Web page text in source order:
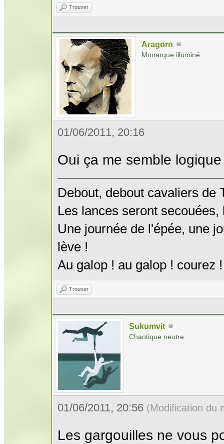
Trouver
Aragorn
Monarque illuminé
01/06/2011, 20:16
Oui ça me semble
Debout, debout cavaliers de
Les lances seront
Une journée de l'épée, une
lève !
Au galop ! au galop ! courez
Trouver
Sukumvit
Chaotique neutre
01/06/2011, 20:56 (Modification du
Les gargouilles ne vous